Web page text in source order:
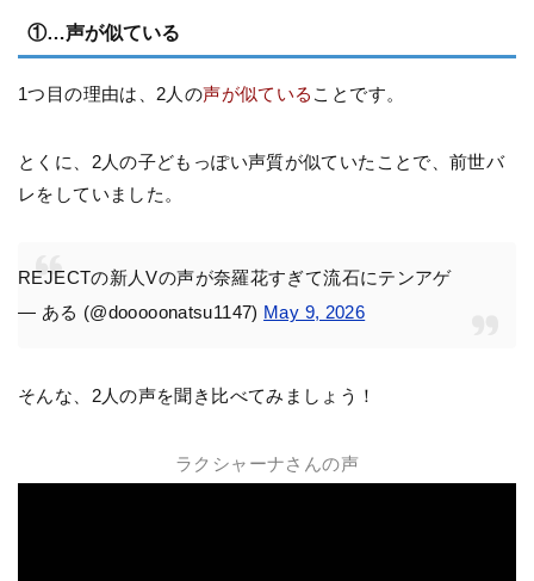
①…声が似ている
1つ目の理由は、2人の声が似ている ことです。
とくに、2人の子どもっぽい声質が似ていたことで、前世バ
レをしていました。
REJECTの新人Vの声が奈羅花すぎて流石にテンアゲ
— ある (@dooooonatsu1147) May 9, 2026
そんな、2人の声を聞き比べてみましょう！
ラクシャーナさんの声